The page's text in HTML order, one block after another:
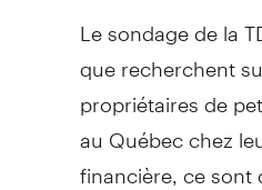
Le sondage de la
que recherchent
propriétaires de
au Québec chez
financière, ce sont